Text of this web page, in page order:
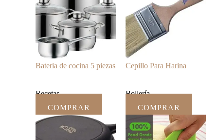
Bateria de cocina 5 piezas
Recetas
COMPRAR
Cepillo Para Harina
Bollería
COMPRAR